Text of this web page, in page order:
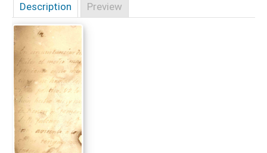
Description Preview